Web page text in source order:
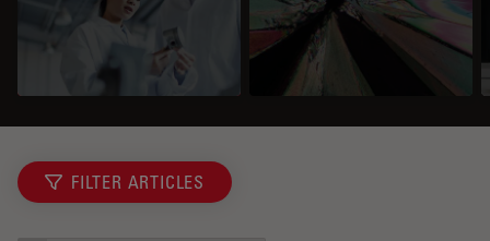
FILTER ARTICLES